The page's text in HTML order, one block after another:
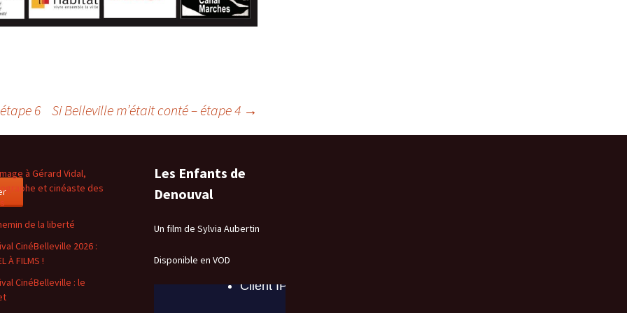
6 Si Belleville m’était conté – étape 4 →
à Gérard Vidal,
et cinéaste des
de la liberté
CinéBelleville 2026 :
À FILMS !
CinéBelleville : le
Les Enfants de
Denouval
Un film de Sylvia Aubertin
Disponible en VOD